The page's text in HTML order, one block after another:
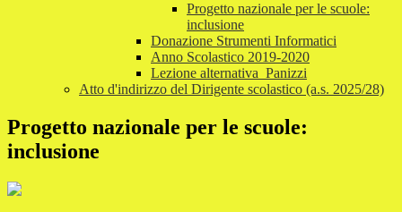
Progetto nazionale per le scuole:
inclusione
Donazione Strumenti Informatici
Anno Scolastico 2019-2020
Lezione alternativa_Panizzi
Atto d'indirizzo del Dirigente scolastico (a.s. 2025/28)
Progetto nazionale per le scuole:
inclusione